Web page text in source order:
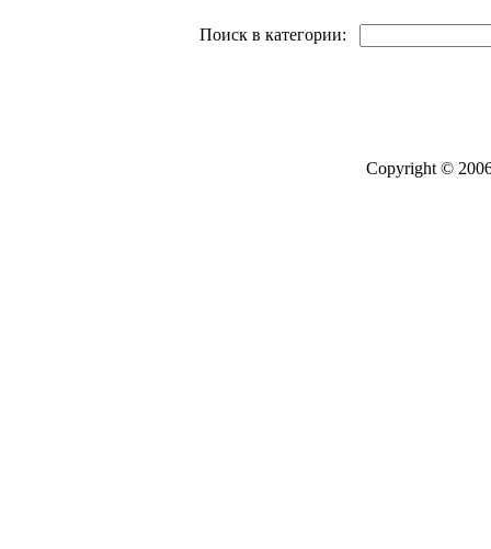
Поиск в категории:
Copyright ©